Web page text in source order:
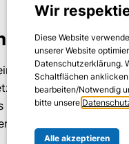
gegen
Cyberangriffs zu
durch Regulatorien
Ihre Organisation in
Ihres
Wir
Diese Website
unserer Website
Datenschutzerklärung.
Schaltflächen
bearbeiten/Notwendig
bitte unsere
Alle akzeptieren